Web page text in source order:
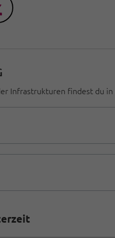
Infrastrukturen findest du in